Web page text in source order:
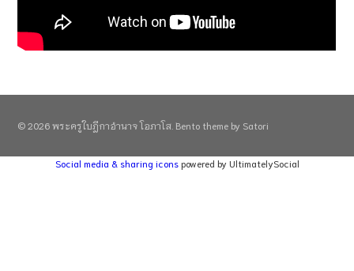
© 2026 พระครูใบฎีกาอำนาจ โอภาโส. Bento theme by Satori
Social media & sharing icons powered by UltimatelySocial